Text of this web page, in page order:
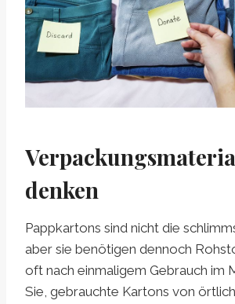
denken
Pappkartons sind nicht die
aber sie benötigen dennoch
oft nach einmaligem Gebrauch im
Sie, gebrauchte Kartons von